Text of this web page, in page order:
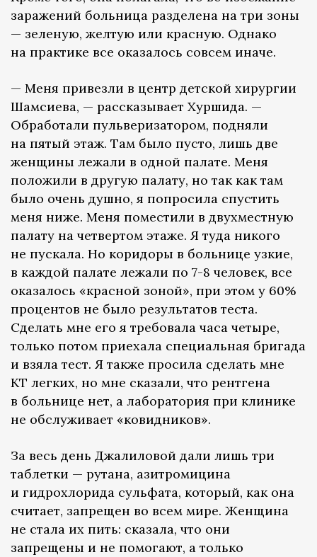
заражений больница разделена на три зоны
— зеленую, желтую или красную. Однако
на практике все оказалось совсем иначе.
— Меня привезли в центр детской хирургии
Шамсиева, — рассказывает Хуршида. —
Обработали пульверизатором, подняли
на пятый этаж. Там было пусто, лишь две
женщины лежали в одной палате. Меня
положили в другую палату, но так как там
было очень душно, я попросила спустить
меня ниже. Меня поместили в двухместную
палату на четвертом этаже. Я туда никого
не пускала. Но коридоры в больнице узкие,
в каждой палате лежали по 7-8 человек, все
оказалось «красной зоной», при этом у 60%
процентов не было результатов теста.
Сделать мне его я требовала часа четыре,
только потом приехала специальная бригада
и взяла тест. Я также просила сделать мне
КТ легких, но мне сказали, что рентгена
в больнице нет, а лаборатория при клинике
не обслуживает «ковидников».
За весь день Джалиловой дали лишь три
таблетки — рутана, азитромицина
и гидрохлорида сульфата, который, как она
считает, запрещен во всем мире. Женщина
не стала их пить: сказала, что они
запрещены и не помогают, а только